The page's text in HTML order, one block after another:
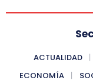
ACTUALIDAD
ECONOMÍA